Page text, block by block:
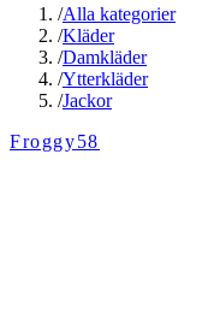
/Alla kategorier
/Kläder
/Damkläder
/Ytterkläder
/Jackor
Froggy58